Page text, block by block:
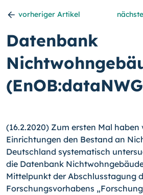
vorheriger Artikel
Datenbank
(16.2.2020) Zum ersten Mal haben
Einrichtungen den Bestand an
Deutschland systematisch
die Datenbank
Mittelpunkt der Abschlusstagung
Forschungsvorhabens